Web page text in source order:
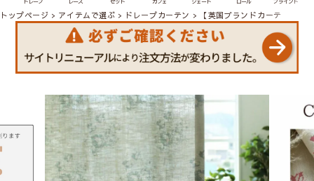
トップページ アイテムで選ぶ ドレープカーテン 【英国ブランドカーテン】S